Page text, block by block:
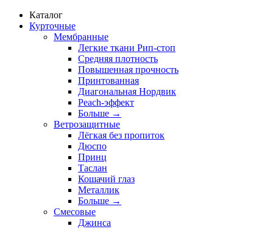
Каталог
Курточные
Мембранные
Легкие ткани Рип-стоп
Средняя плотность
Повышенная прочность
Принтованная
Диагональная Нордвик
Peach-эффект
Больше →
Ветрозащитные
Лёгкая без пропиток
Дюспо
Принц
Таслан
Кошачий глаз
Металлик
Больше →
Смесовые
Джинса